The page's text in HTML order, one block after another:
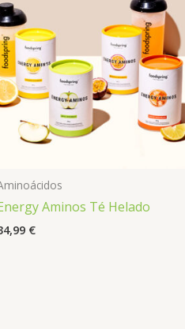
Aminos Té Helado
€